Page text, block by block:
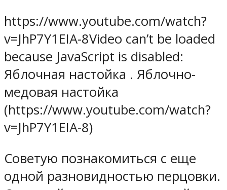
https://www.youtube.com/watch?
v=JhP7Y1EIA-8Video can’t be loaded
because JavaScript is disabled:
Яблочная настойка . Яблочно-
медовая настойка
(https://www.youtube.com/watch?
v=JhP7Y1EIA-8)
Советую познакомиться с еще
одной разновидностью перцовки.